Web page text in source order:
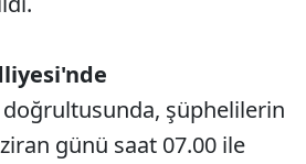
doğrultusunda, şüphelilerin
günü saat 07.00 ile